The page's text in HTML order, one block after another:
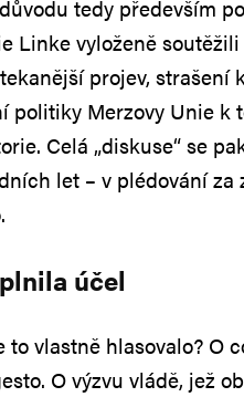
tedy především
Linke vyloženě
projev, strašení
politiky Merzovy Unie k
Celá „diskuse“ se
let – v plédování
účel
to vlastně hlasovalo? O
O výzvu vládě, jež